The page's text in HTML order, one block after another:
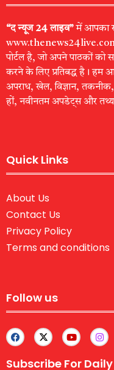
“द न्यूज 24 लाइव”में आपका
www.thenews24live.com
पोर्टल है, जो अपने पाठकों को
करने के लिए प्रतिबद्ध है। हम
अपराध, खेल, विज्ञान, तकनीक,
हों, नवीनतम अपडेट्स और
Quick Links
About Us
Contact Us
Privacy Policy
Terms and conditions
Follow us
Subscribe For